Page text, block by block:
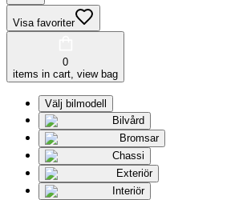
Visa favoriter
0
items in cart, view bag
Välj bilmodell
Bilvård
Bromsar
Chassi
Exteriör
Interiör